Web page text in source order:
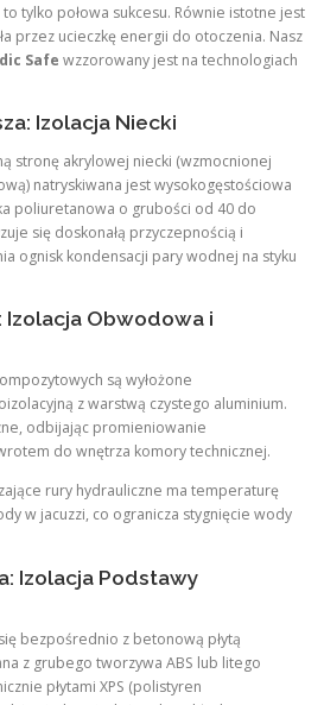
tylko połowa sukcesu. Równie istotne jest
przez ucieczkę energii do otoczenia. Nasz
Safe wzzorowany jest na technologiach
Izolacja Niecki
stronę akrylowej niecki (wzmocnionej
natryskiwana jest wysokogęstościowa
poliuretanowa o grubości od 40 do
się doskonałą przyczepnością i
ognisk kondensacji pary wodnej na styku
Izolacja Obwodowa i
są wyłożone
z warstwą czystego aluminium.
odbijając promieniowanie
do wnętrza komory technicznej.
rury hydrauliczne ma temperaturę
w jacuzzi, co ogranicza stygnięcie wody
Izolacja Podstawy
bezpośrednio z betonową płytą
z grubego tworzywa ABS lub litego
płytami XPS (polistyren